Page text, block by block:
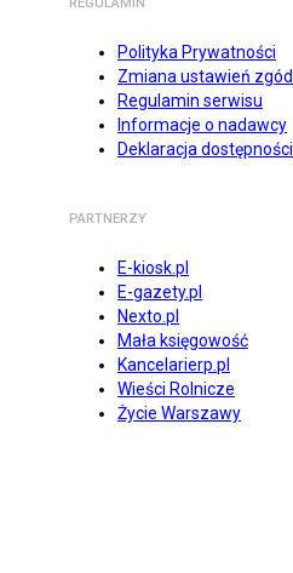
Polityka Prywatności
Zmiana ustawień zgód
Regulamin serwisu
Informacje o nadawcy
Deklaracja dostępności
PARTNERZY
E-kiosk.pl
E-gazety.pl
Nexto.pl
Mała księgowość
Kancelarierp.pl
Wieści Rolnicze
Życie Warszawy